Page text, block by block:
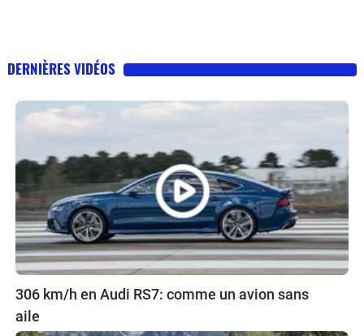
DERNIÈRES VIDÉOS
306 km/h en Audi RS7: comme un avion sans
aile